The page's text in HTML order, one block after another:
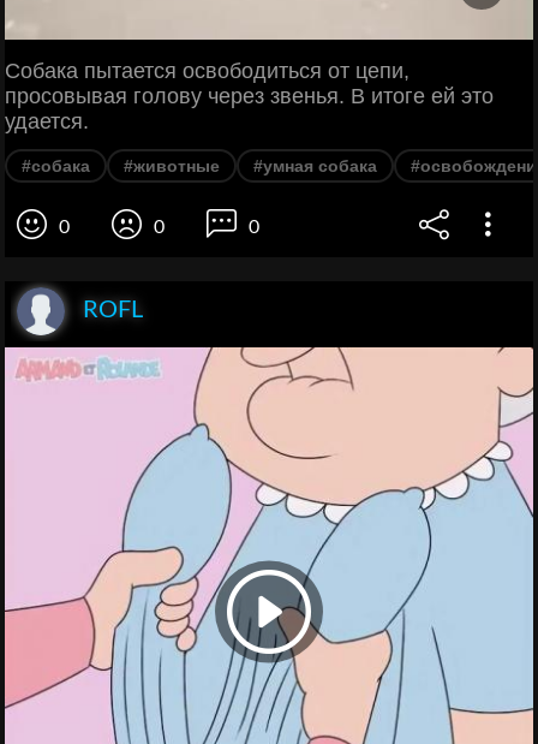
Собака пытается освободиться от цепи,
просовывая голову через звенья. В итоге ей это
удается.
#собака #животные #умная собака
0 0 0
ROFL